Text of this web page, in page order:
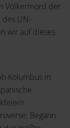
Völkermord der
des UN-
wir auf dieses
Kolumbus in
Begann